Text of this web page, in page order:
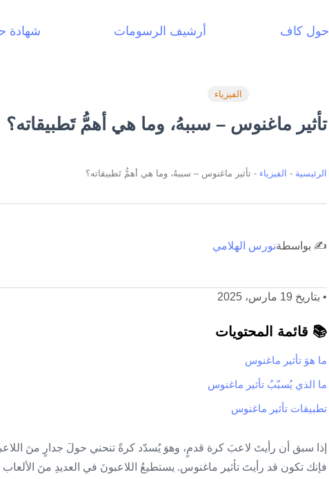
حول كاف أرشيف الرسومات شهادة
الفيزياء
تأثير ماغنوس – سببهُ، وما هي أهمُّ تَطبيقاته؟
الرئيسية - الفيزياء - تأثير ماغنوس – سببهُ، وما هي أهمُّ تَطبيقاته؟
✍️ بواسطةنورس الهلامي
• بتاريخ 19 مارس، 2025
📚 قائمة المحتويات
ما هوَ تأثير ماغنوس
ما الذي يُسبّبُ تأثير ماغنوس
تطبيقات تأثير ماغنوس
إذا سبق أن رأيتَ لاعبَ كرة قدمٍ، وهوَ يُسدّد كرةً تنحني حولَ جدارٍ منَ
فإنك تكون قد رأيتَ تأثير ماغنوس. يستطيعُ اللاعبونَ في العديدِ منَ الألعاب